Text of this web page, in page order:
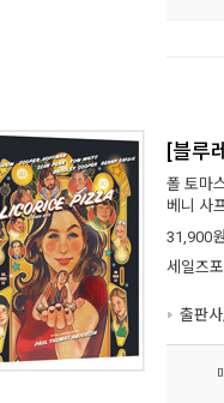
[블루
폴 토마
베니 사
31,900
세일즈
출판